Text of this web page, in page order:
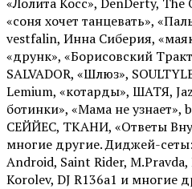
«соня хочет танцевать»,
vestfalin, Инна Сиберия,
«друнк», «Борисовский
SALVADOR, «Шлюз»,
Lemium, «котарды», ШАТЯ,
ботинки», «Мама не узнает»,
СЕЙЙЕС, ТКАНИ, «Ответы
многие другие. Диджей-сеты:
Android, Saint Rider, М.Pravda,
Korolev, DJ R136a1 и многие